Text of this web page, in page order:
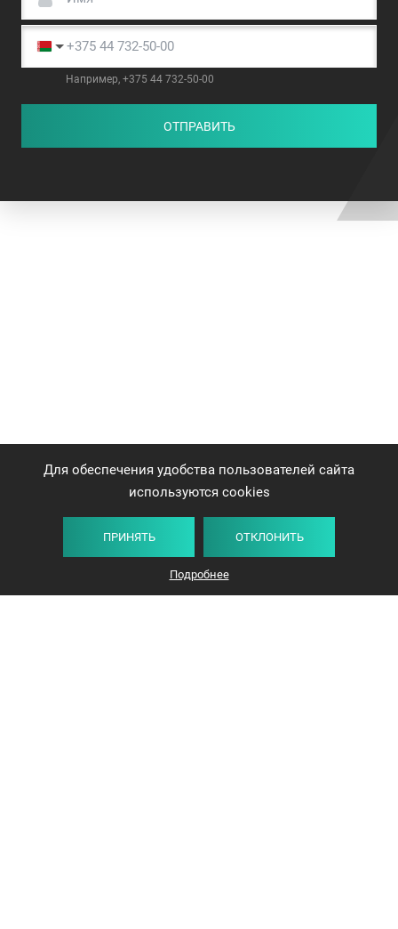
Например, +375 44 732-50-00
ОТПРАВИТЬ
Для обеспечения удобства пользователей сайта
используются cookies
ПРИНЯТЬ ОТКЛОНИТЬ
Подробнее